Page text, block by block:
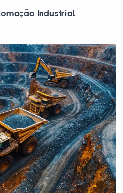
Industrial